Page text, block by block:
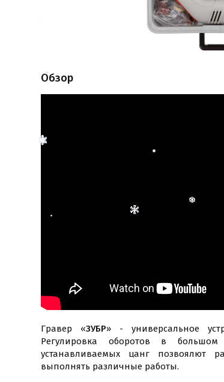
Обзор
Гравер «ЗУБР» - универсальное
Регулировка оборотов в
устанавливаемых цанг позвоялют
выполнять различные работы.